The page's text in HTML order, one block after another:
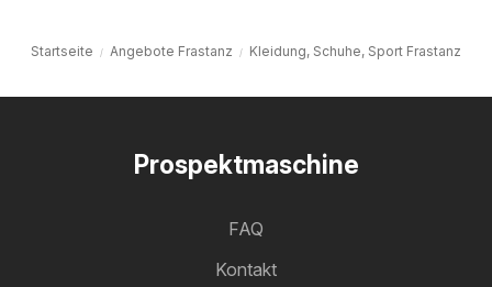
Startseite Angebote Frastanz Kleidung, Schuhe, Sport Frastanz
Prospektmaschine
FAQ
Kontakt